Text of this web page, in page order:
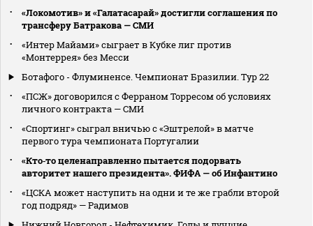
«Локомотив» и «Галатасарай» достигли соглашения по
трансферу Батракова — СМИ
«Интер Майами» сыграет в Кубке лиг против
«Монтеррея» без Месси
Ботафого - Флуминенсе. Чемпионат Бразилии. Тур 22
«ПСЖ» договорился с Ферраном Торресом об условиях
личного контракта — СМИ
«Спортинг» сыграл вничью с «Эштрелой» в матче
первого тура чемпионата Португалии
«Кто‑то целенаправленно пытается подорвать
авторитет нашего президента». ФИФА — об Инфантино
«ЦСКА может наступить на одни и те же грабли второй
год подряд» — Радимов